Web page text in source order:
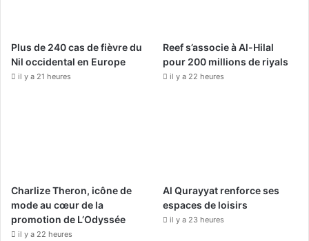
k
a
Plus de 240 cas de fièvre du
Nil occidental en Europe
il y a 21 heures
Reef s’associe à Al-Hilal
pour 200 millions de riyals
il y a 22 heures
Charlize Theron, icône de
mode au cœur de la
promotion de L’Odyssée
il y a 22 heures
Al Qurayyat renforce ses
espaces de loisirs
il y a 23 heures